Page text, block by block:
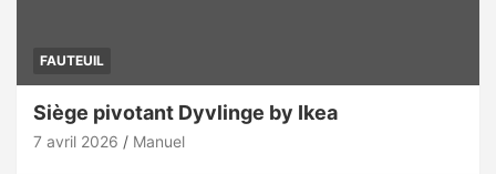
FAUTEUIL
Siège pivotant Dyvlinge by Ikea
7 avril 2026 Manuel